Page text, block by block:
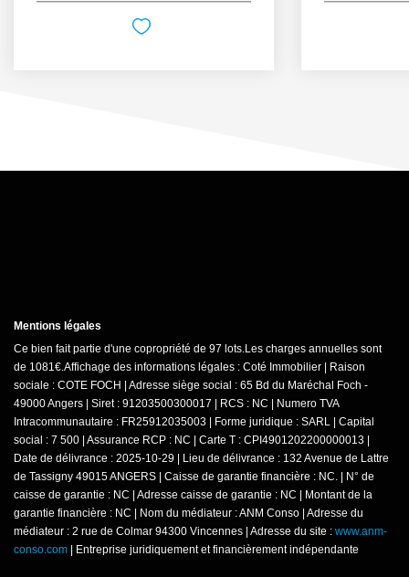
Mentions légales
Ce bien fait partie d'une copropriété de 97 lots.Les charges annuelles sont
de 1081€.Affichage des informations légales : Coté Immobilier | Raison
sociale : COTE FOCH | Adresse siège social : 65 Bd du Maréchal Foch -
49000 Angers | Siret : 91203500300017 | RCS : NC | Numero TVA
Intracommunautaire : FR25912035003 | Forme juridique : SARL | Capital
social : 7 500 | Assurance RCP : NC | Carte T : CPI4901202200000013 |
Date de délivrance : 2025-10-29 | Lieu de délivrance : 132 Avenue de Lattre
de Tassigny 49015 ANGERS | Caisse de garantie financière : NC. | N° de
caisse de garantie : NC | Adresse caisse de garantie : NC | Montant de la
garantie financière : NC | Nom du médiateur : ANM Conso | Adresse du
médiateur : 2 rue de Colmar 94300 Vincennes | Adresse du site : www.anm-
conso.com | Entreprise juridiquement et financièrement indépendante